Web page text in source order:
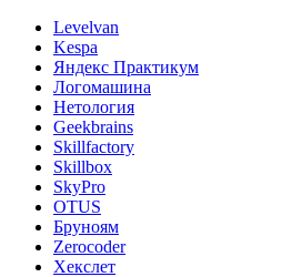
Levelvan
Kespa
Яндекс Практикум
Логомашина
Нетология
Geekbrains
Skillfactory
Skillbox
SkyPro
OTUS
Бруноям
Zerocoder
Хекслет